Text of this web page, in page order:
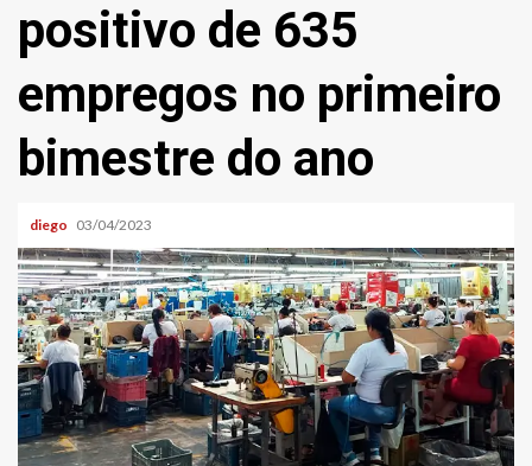
positivo de 635
empregos no primeiro
bimestre do ano
diego 03/04/2023